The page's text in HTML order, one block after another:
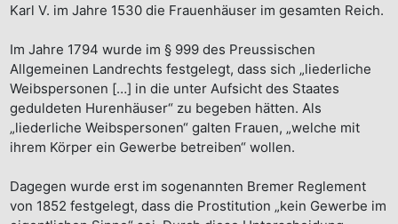
Karl V. im Jahre 1530 die Frauenhäuser im gesamten Reich.
Im Jahre 1794 wurde im § 999 des Preussischen
Allgemeinen Landrechts festgelegt, dass sich „liederliche
Weibspersonen […] in die unter Aufsicht des Staates
geduldeten Hurenhäuser“ zu begeben hätten. Als
„liederliche Weibspersonen“ galten Frauen, „welche mit
ihrem Körper ein Gewerbe betreiben“ wollen.
Dagegen wurde erst im sogenannten Bremer Reglement
von 1852 festgelegt, dass die Prostitution „kein Gewerbe im